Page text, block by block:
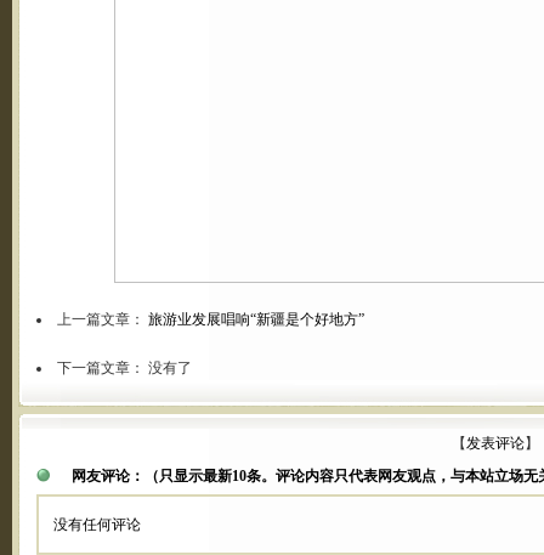
上一篇文章： 旅游业发展唱响“新疆是个好地方”
下一篇文章： 没有了
【发表评论】
网友评论：
（只显示最新10条。评论内容只代表网友观点，与本站立场无
没有任何评论